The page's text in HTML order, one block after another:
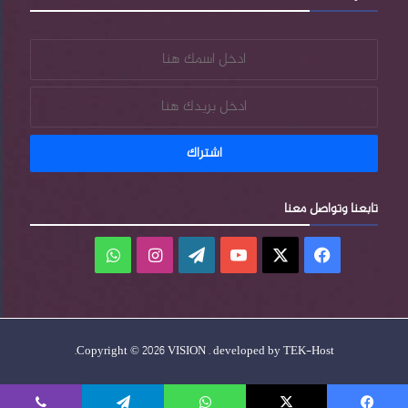
تابعنا وتواصل معنا
فيسبوك ‫YouTube
‫WordPress
انستقرام
Copyright © 2026 VISION . developed byTEK-Host
.